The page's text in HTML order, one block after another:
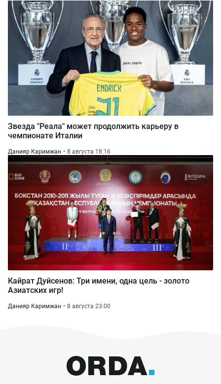
Звезда "Реала" может продолжить карьеру в
чемпионате Италии
Данияр Каримжан 8 августа 18:16
Кайрат Дуйсенов: Три имени, одна цель - золото
Азиатских игр!
Данияр Каримжан 8 августа 23:00